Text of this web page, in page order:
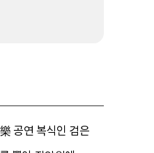
공연 복식인 검은